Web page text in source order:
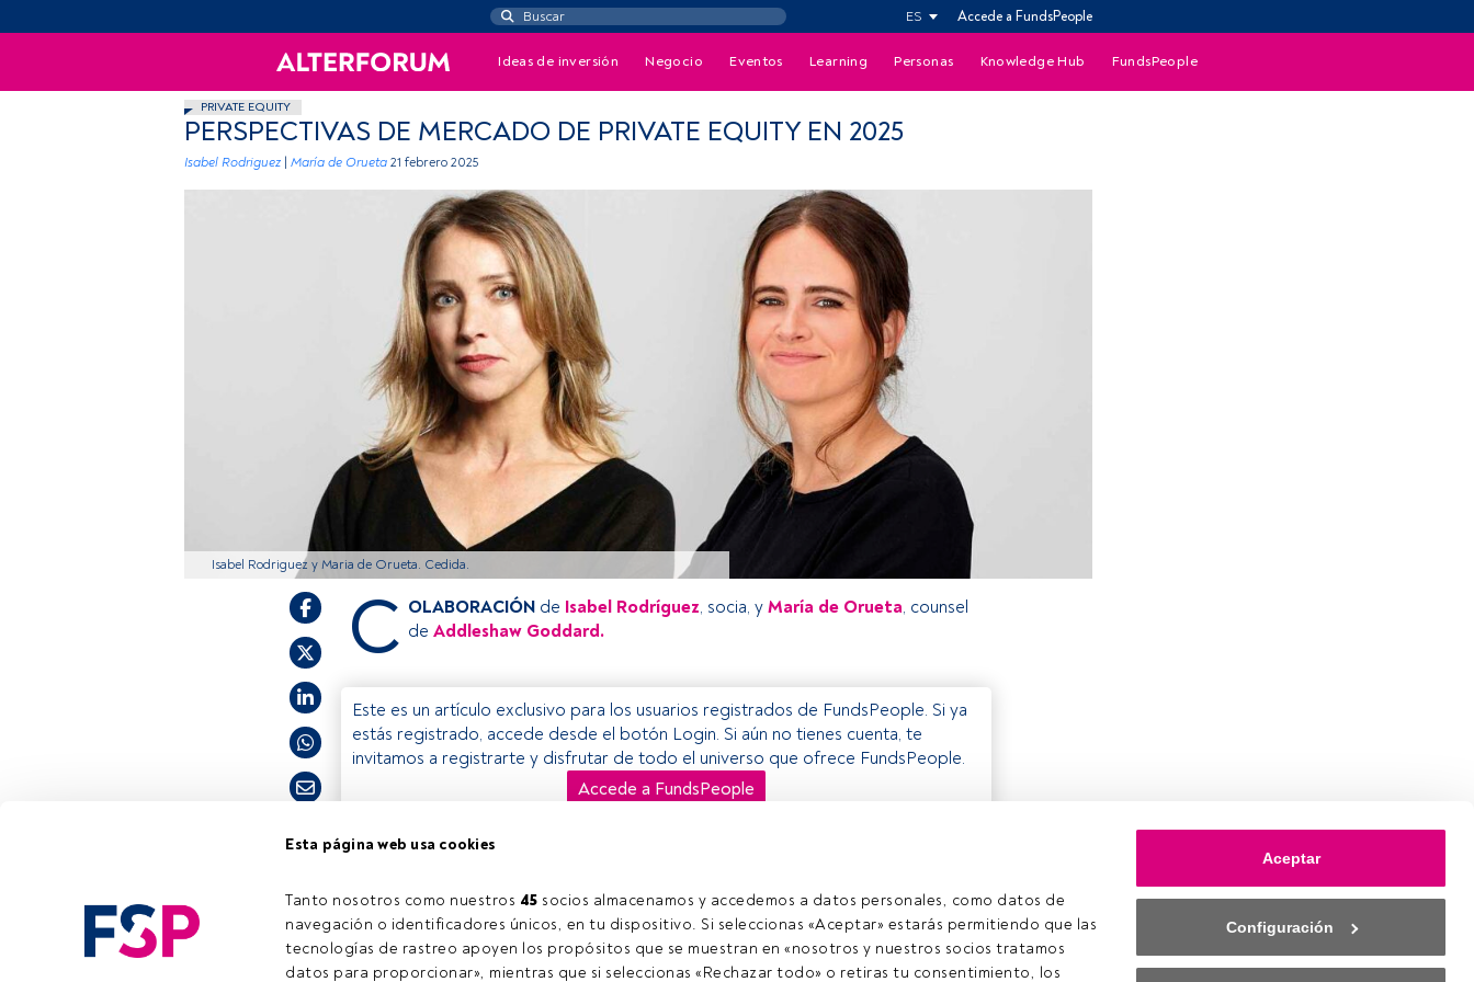
Esta página web usa cookies
Tanto nosotros como nuestros 45 socios almacenamos y accedemos a datos personales, como datos de
navegación o identificadores únicos, en tu dispositivo. Si seleccionas «Aceptar» estarás permitiendo que las
tecnologías de rastreo apoyen los propósitos que se muestran en «nosotros y nuestros socios tratamos
datos para proporcionar», mientras que si seleccionas «Rechazar todo» o retiras tu consentimiento, los
Aceptar
Configuración
ES Accede a FundsPeople
Ideas de inversión Negocio Eventos Learning Personas Knowledge Hub FundsPeople
PRIVATE EQUITY
PERSPECTIVAS DE MERCADO DE PRIVATE EQUITY EN 2025
Isabel Rodriguez María de Orueta 21 febrero 2025
Isabel Rodriguez y Maria de Orueta. Cedida.
C OLABORACIÓN de Isabel Rodríguez, socia, y María de Orueta, counsel
de Addleshaw Goddard.
Este es un artículo exclusivo para los usuarios registrados de FundsPeople. Si ya
estás registrado, accede desde el botón Login. Si aún no tienes cuenta, te
invitamos a registrarte y disfrutar de todo el universo que ofrece FundsPeople.
Accede a FundsPeople
Email contacto
Quiénes somos
Regístrate
Cookies
Configuración de cookies